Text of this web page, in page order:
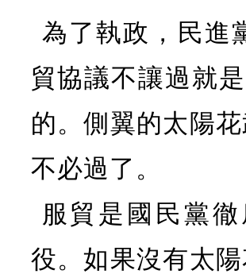
為了執政，民進
貿協議不讓過就
的。側翼的太陽
不必過了。
服貿是國民黨
役。如果沒有太